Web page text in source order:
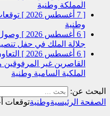
المملكة وطنية
[ 7 أغسطس 2026 ]
وطنية
[ 6 أغسطس 2026 ]
وصول
جلالة الملك في حفل
[ 6 أغسطس 2026 ]
القاصرين غير المرفوقين
الملكية السامية وطنية
البحث عن:
الصفحة الرئيسيةوطنيةتوقعات